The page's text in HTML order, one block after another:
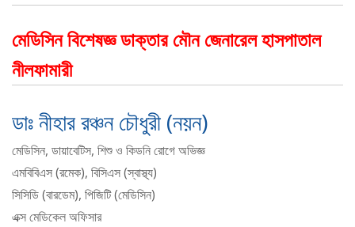
মেডিসিন বিশেষজ্ঞ ডাক্তার মৌন জেনারেল হাসপাতাল
নীলফামারী
ডাঃ নীহার রঞ্চন চৌধুরী (নয়ন)
মেডিসিন, ডায়াবেটিস, শিশু ও কিডনি রোগে অভিজ্ঞ
এমবিবিএস (রমেক), বিসিএস (স্বাস্থ্য)
সিসিডি (বারডেম), পিজিটি (মেডিসিন)
এক্স মেডিকেল অফিসার